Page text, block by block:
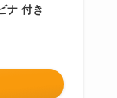
ナ 付き